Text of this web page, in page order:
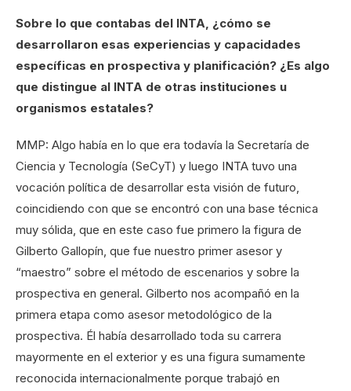
Sobre lo que contabas del INTA, ¿cómo se
desarrollaron esas experiencias y capacidades
específicas en prospectiva y planificación? ¿Es algo
que distingue al INTA de otras instituciones u
organismos estatales?
MMP: Algo había en lo que era todavía la Secretaría de
Ciencia y Tecnología (SeCyT) y luego INTA tuvo una
vocación política de desarrollar esta visión de futuro,
coincidiendo con que se encontró con una base técnica
muy sólida, que en este caso fue primero la figura de
Gilberto Gallopín, que fue nuestro primer asesor y
“maestro” sobre el método de escenarios y sobre la
prospectiva en general. Gilberto nos acompañó en la
primera etapa como asesor metodológico de la
prospectiva. Él había desarrollado toda su carrera
mayormente en el exterior y es una figura sumamente
reconocida internacionalmente porque trabajó en